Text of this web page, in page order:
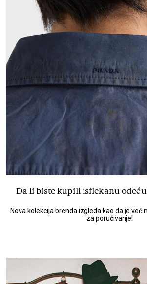
Da li biste kupili isflekanu
Nova kolekcija brenda izgleda kao da je već
za poručivanje!